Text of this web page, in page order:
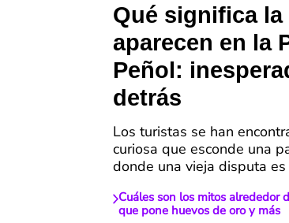
Qué significa
aparecen en la
Peñol:
detrás
Los turistas se han
curiosa que esconde una
donde una vieja disputa
Cuáles son los mitos alrededor
que pone huevos de oro y más